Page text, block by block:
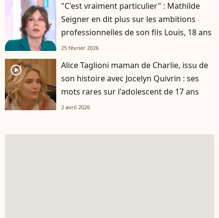
player2
"C'est vraiment particulier" : Mathilde
Seigner en dit plus sur les ambitions
professionnelles de son fils Louis, 18 ans
25 février 2026
player2
Alice Taglioni maman de Charlie, issu de
son histoire avec Jocelyn Quivrin : ses
mots rares sur l'adolescent de 17 ans
2 avril 2026